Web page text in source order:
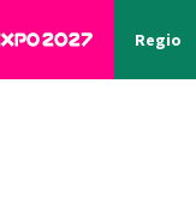
Region